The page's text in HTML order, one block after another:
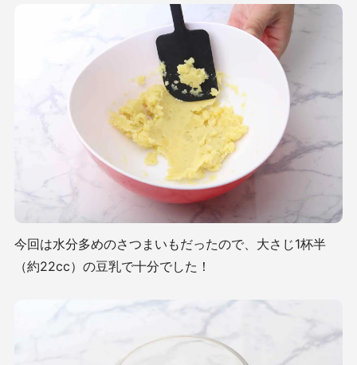
今回は水分多めのさつまいもだったので、大さじ1杯半
（約22cc）の豆乳で十分でした！